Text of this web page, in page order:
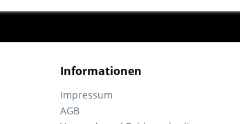
Informationen
Impressum
AGB